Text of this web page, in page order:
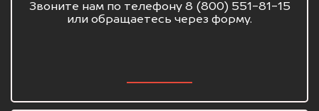
Звоните нам по телефону 8 (800) 551-81-15
или обращаетесь через форму.